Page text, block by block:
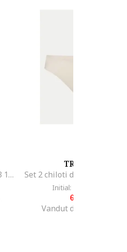
Lenjerie intima dama 10903 195, poliamida, elastan, bumbac,
TRIUMPH
Initial: 80
61
Vandut de MODIVO SA